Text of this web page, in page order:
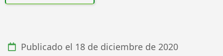
Publicado el 18 de diciembre de 2020